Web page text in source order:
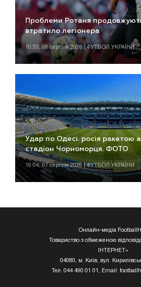
Проблеми Ротаня
втратило легіонера
10:53, 08 серпня 2026 | ФУТБОЛ УКРАЇНИ
Удар по Одесі. росія ракетою
стадіон Чорноморця. ФОТО
16:04, 07 серпня 2026 | ФУТБОЛ УКРАЇНИ
Онлайн-медіа
Товариство з обмеженою
ІНТЕРНЕТ»
04080, м. Київ, вул.
Тел. 044 490 01 01, Email: